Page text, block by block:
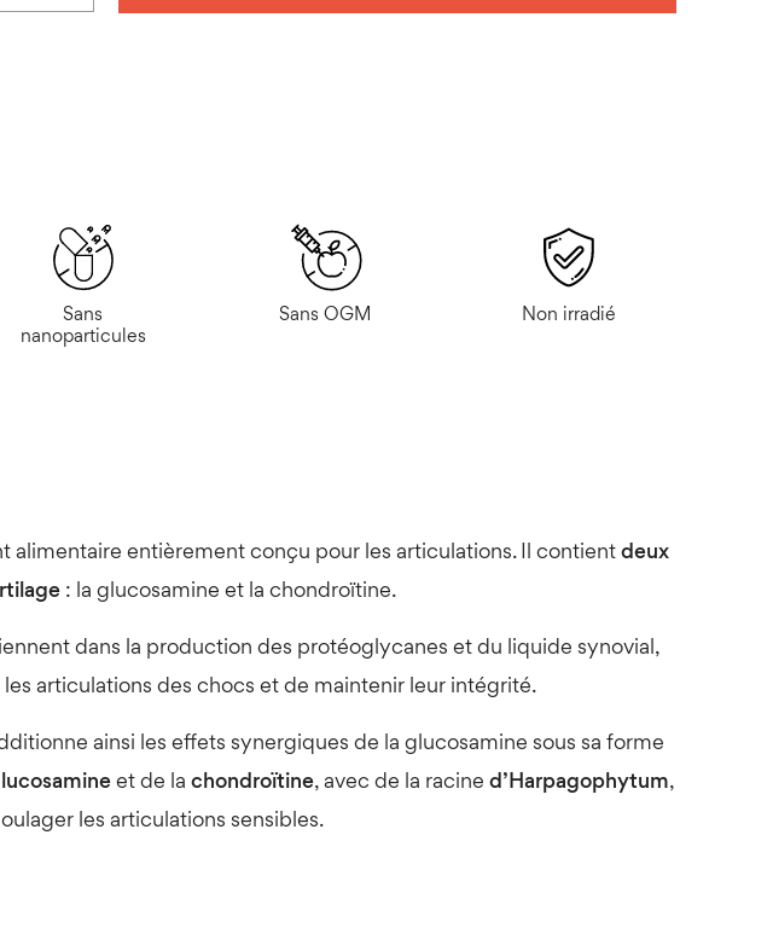
Sans
nanoparticules
Sans OGM Non irradié
alimentaire entièrement conçu pour les articulations. Il contientdeux
: la glucosamine et la chondroïtine.
dans la production des protéoglycanes et du liquide synovial,
articulations des chocs et de maintenir leur intégrité.
ainsi les effets synergiques de la glucosamine sous sa forme
et de lachondroïtine, avec de la racined’Harpagophytum,
les articulations sensibles.